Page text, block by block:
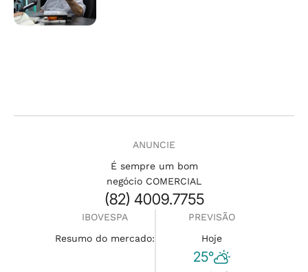
ANUNCIE
É sempre um bom
negócio COMERCIAL
(82) 4009.7755
IBOVESPA
Resumo do mercado:
PREVISÃO
Hoje
25°